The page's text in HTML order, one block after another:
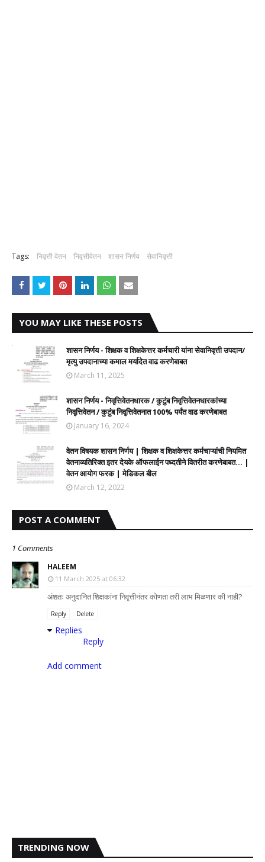
Tags: निवृत्ती वेतन निवृत्तीवेतन शासन निर्णय सेवानिवृत्ती
YOU MAY LIKE THESE POSTS
शासन निर्णय - शिक्षक व शिक्षकेत्तर कर्मचारी यांना सेवानिवृत्ती उपदान/
मृत्यु उपदानाच्या कमाल मर्यादेत वाढ करणेबाबत
March 11, 2025
शासन निर्णय - निवृत्तिवेतनधारक / कुटुंब निवृत्तिवेतनधारकांच्या
निवृत्तिवेतन / कुटुंब निवृत्तिवेतनात 100% पर्यंत वाढ करणेबाबत
January 16, 2024
वेतन विषयक शासन निर्णय | शिक्षक व शिक्षकेत्तर कर्मचाऱ्यांची नियमित
वेतनाव्यतिरिक्त इतर देयके ऑफलाईन पध्दतीने वितरीत करणेबाबत... |
वेतन आयोग फरक | मेडिकल बील
March 12, 2022
POST A COMMENT
1 Comments
HALEEM
11 March 2025 at 06:32
अंशतः अनुदानित शिक्षकांना निवृत्तीनंतर कोणता तरी लाभ मिळणार की नाही?
Reply Delete
Replies
Reply
Add comment
TRENDING NOW